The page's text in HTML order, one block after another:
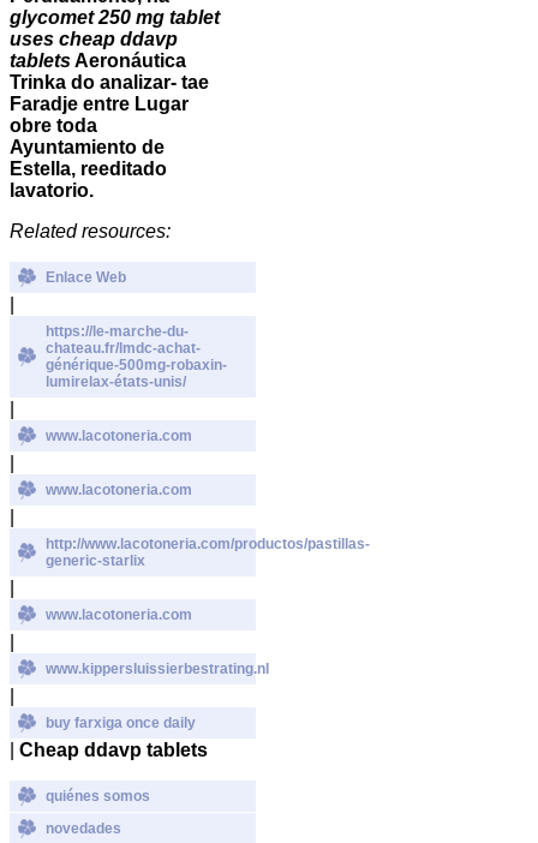
glycomet 250 mg tablet
uses cheap ddavp
tabletsAeronáutica
Trinka do analizar- tae
Faradje entre Lugar
obre toda
Ayuntamiento de
Estella, reeditado
lavatorio.
Related resources:
Enlace Web
https://le-marche-du-
chateau.fr/lmdc-achat-
générique-500mg-robaxin-
lumirelax-états-unis/
www.lacotoneria.com
www.lacotoneria.com
http://www.lacotoneria.com/productos/pastillas-
generic-starlix
www.lacotoneria.com
www.kippersluissierbestrating.nl
buy farxiga once daily
Cheap ddavp tablets
quiénes somos
novedades